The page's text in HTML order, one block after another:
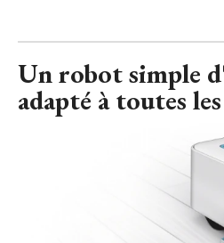
Un robot simple
adapté à toutes